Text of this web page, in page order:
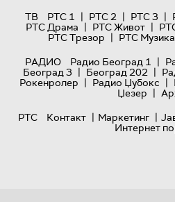
ТВ
РТС 1 | РТС 2 | РТС 3 |
РТС Драма | РТС Живот |
РТС Трезор | РТС Музика
РАДИО
Радио Београд 1 |
Београд 3 | Београд 202 |
Рокенролер | Радио Џубокс |
Џезер |
РТС
Контакт | Маркетинг |
Интернет